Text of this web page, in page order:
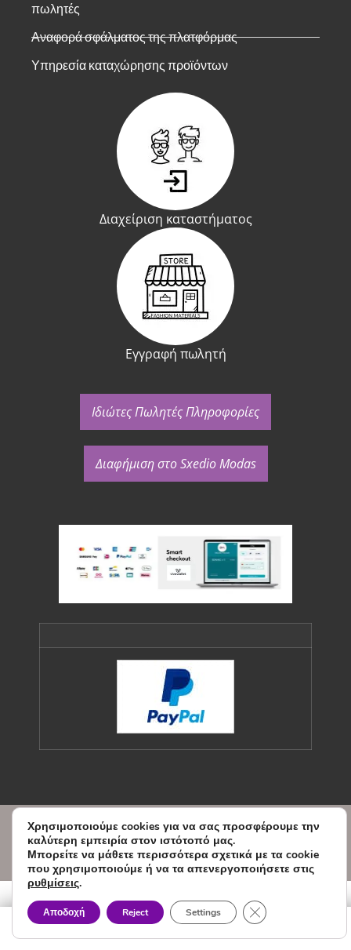
πωλητές
Αναφορά σφάλματος της πλατφόρμας
Υπηρεσία καταχώρησης προϊόντων
Διαχείριση καταστήματος
Εγγραφή πωλητή
Ιδιώτες Πωλητές Πληροφορίες
Διαφήμιση στο Sxedio Modas
© Copyright Sxedio Modas 2026.
Designed and Developed by
WEBVY.EU
Χρησιμοποιούμε cookies για να σας προσφέρουμε την
καλύτερη εμπειρία στον ιστότοπό μας.
Μπορείτε να μάθετε περισσότερα σχετικά με τα cookie
που χρησιμοποιούμε ή να τα απενεργοποιήσετε στις
ρυθμίσεις.
Αποδοχή Reject Settings Κλείσιμο του